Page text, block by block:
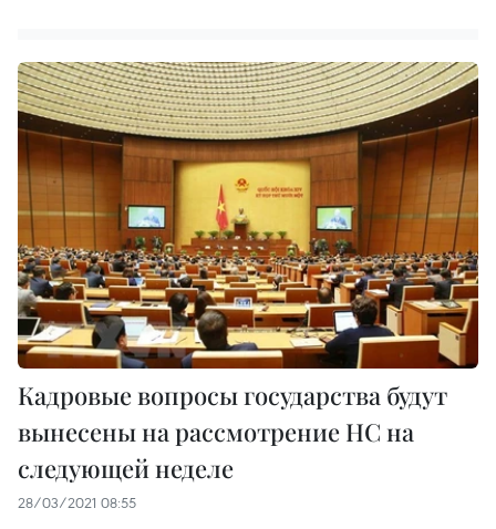
Кадровые вопросы государства будут
вынесены на рассмотрение НС на
следующей неделе
28/03/2021 08:55